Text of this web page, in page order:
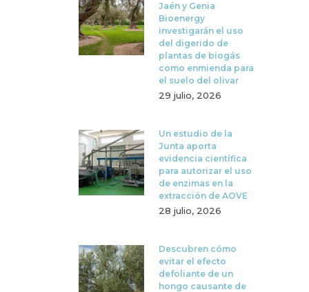
Jaén y Genia
Bioenergy
investigarán el uso
del digerido de
plantas de biogás
como enmienda para
el suelo del olivar
29 julio, 2026
Un estudio de la
Junta aporta
evidencia científica
para autorizar el uso
de enzimas en la
extracción de AOVE
28 julio, 2026
Descubren cómo
evitar el efecto
defoliante de un
hongo causante de